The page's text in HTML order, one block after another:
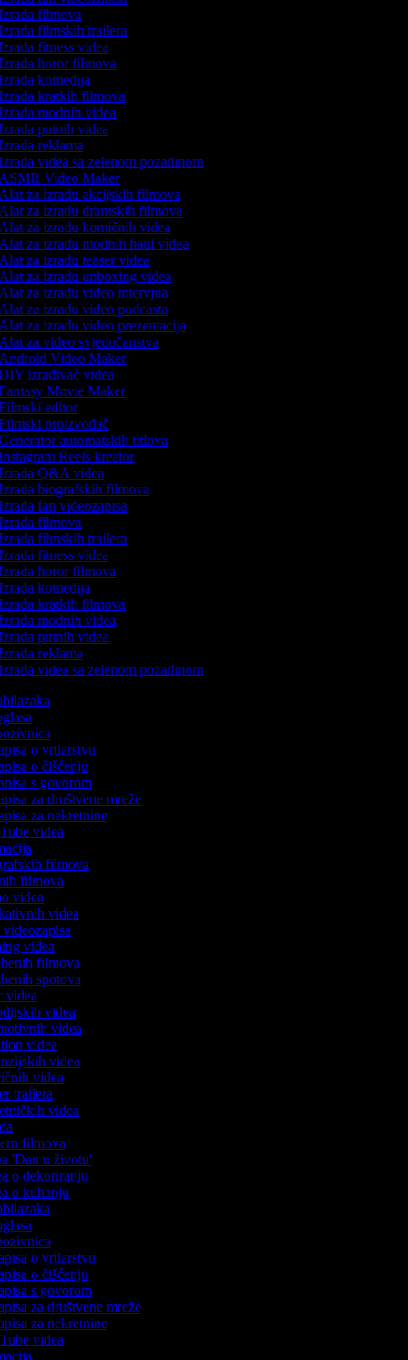
filmova
filmskih trailera
fitness videa
horor filmova
komedija
kratkih filmova
modnih videa
putnih videa
reklama
videa sa zelenom pozadinom
Video Maker
za izradu akcijskih filmova
za izradu dramskih filmova
za izradu komičnih videa
za izradu modnih haul videa
za izradu teaser videa
za izradu unboxing videa
za izradu video intervjua
za izradu video podcasta
za izradu video prezentacija
za video svjedočanstva
Video Maker
izrađivač videa
Movie Maker
editor
proizvođač
automatskih titlova
Reels kreator
Q&A videa
biografskih filmova
fan videozapisa
filmova
filmskih trailera
fitness videa
horor filmova
komedija
kratkih filmova
modnih videa
putnih videa
reklama
videa sa zelenom pozadinom
o vrtlarstvu
o čišćenju
s govorom
za društvene mreže
za nekretnine
videa
filmova
filmova
videa
videa
videozapisa
videa
filmova
spotova
videa
videa
videa
videa
videa
videa
trailera
videa
filmova
'Dan u životu'
o dekoriranju
o kuhanju
o vrtlarstvu
o čišćenju
s govorom
za društvene mreže
za nekretnine
videa